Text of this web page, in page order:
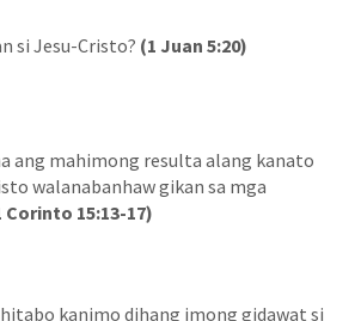
si Jesu-Cristo? (1 Juan 5:20)
ang mahimong resulta alang kanato
walanabanhaw gikan sa mga
Corinto 15:13-17)
kanimo dihang imong gidawat si